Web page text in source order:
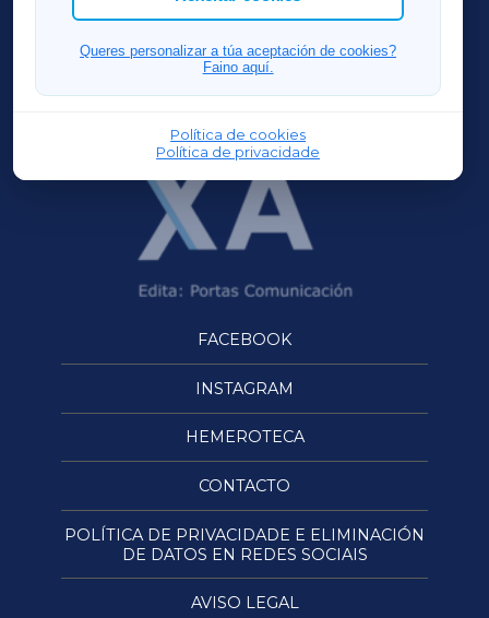
Queres personalizar a túa aceptación de cookies?
Faino aquí.
Política de cookies
Política de privacidade
FERROLXA
OURENSEXA
FACEBOOK
INSTAGRAM
HEMEROTECA
CONTACTO
POLÍTICA DE PRIVACIDADE E ELIMINACIÓN
DE DATOS EN REDES SOCIAIS
AVISO LEGAL